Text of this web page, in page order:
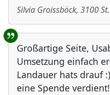
Silvia Groissböck, 3100
Großartige Seite,
Umsetzung einfach
Landauer hats drauf
eine Spende